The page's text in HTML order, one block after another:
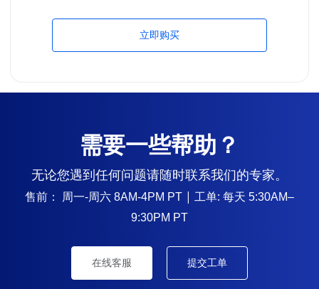
立即购买
需要一些帮助？
无论您遇到任何问题请随时联系我们的专家。
售前： 周一-周六 8AM-4PM PT | 工单: 每天 5:30AM–
9:30PM PT
在线客服 提交工单